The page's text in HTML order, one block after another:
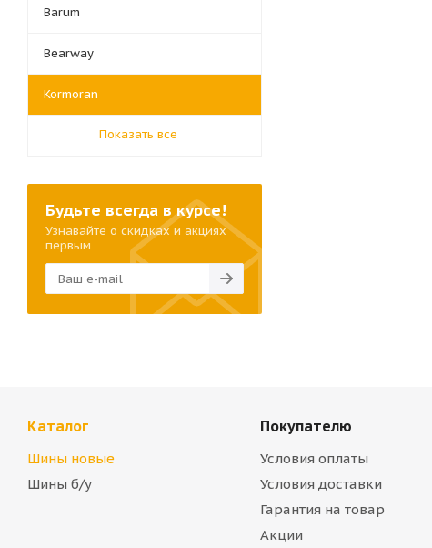
Barum
Bearway
Kormoran
Показать все
Будьте всегда в курсе!
Узнавайте о скидках и акциях
первым
Каталог
Шины новые
Шины б/у
Покупателю
Условия оплаты
Условия доставки
Гарантия на товар
Акции